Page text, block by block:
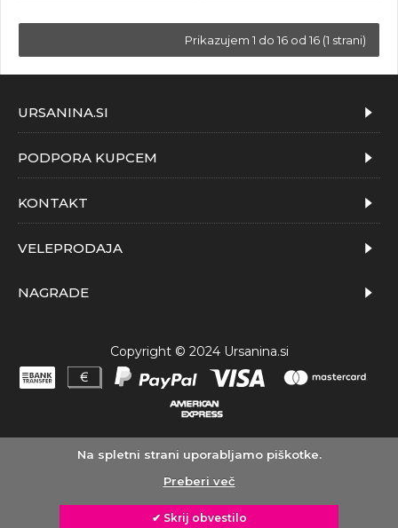
Prikazujem 1 do 16 od 16 (1 strani)
URSANINA.SI
PODPORA KUPCEM
KONTAKT
VELEPRODAJA
NAGRADE
Copyright © 2024 Ursanina.si
Na spletni strani uporabljamo piškotke.
Preberi več
✔ Skrij obvestilo